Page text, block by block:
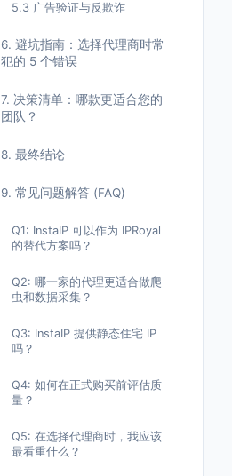
5.3 广告验证与反欺诈
6. 避坑指南：选择代理商时常
犯的 5 个错误
7. 决策清单：哪款更适合您的
团队？
8. 最终结论
9. 常见问题解答 (FAQ)
Q1: InstaIP 可以作为 IPRoyal
的替代方案吗？
Q2: 哪一家的代理更适合做爬
虫和数据采集？
Q3: InstaIP 提供静态住宅 IP
吗？
Q4: 如何在正式购买前评估质
量？
Q5: 在选择代理商时，我应该
最看重什么？